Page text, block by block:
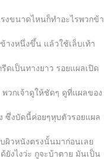
งขนาดไหนก็ทำอะไรพวกข้า
างหนึ่งขึ้น แล้วใช้เล็บเท้า
ดเป็นทางยาว รอยแผลเปิด
พวกเจ้าดูให้ชัดๆ ดูที่แผลของ
ซึ่งบัดนี้ค่อยๆหุบตัวรอยแผล
ผิวหนังตรงนั้นมาก่อนเลย
ยังไงว่ะ กูจะบ้าตาย มันเป็น